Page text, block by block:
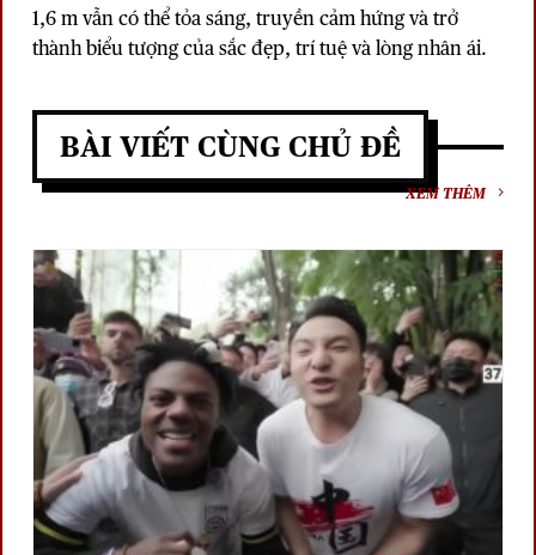
1,6 m vẫn có thể tỏa sáng, truyền cảm hứng và trở
thành biểu tượng của sắc đẹp, trí tuệ và lòng nhân ái.
BÀI VIẾT CÙNG CHỦ ĐỀ
XEM THÊM